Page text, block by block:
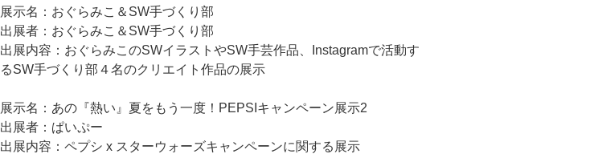
展示名：おぐらみこ＆SW手づくり部
出展者：おぐらみこ＆SW手づくり部
出展内容：おぐらみこのSWイラストやSW手芸作品、Instagramで活動す
るSW手づくり部４名のクリエイト作品の展示
展示名：あの『熱い』夏をもう一度！PEPSIキャンペーン展示2
出展者：ぱいぷー
出展内容：ペプシ x スターウォーズキャンペーンに関する展示